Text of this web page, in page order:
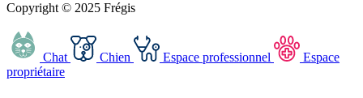
Copyright © 2025 Frégis
Chat Chien Espace professionnel
Espace
propriétaire